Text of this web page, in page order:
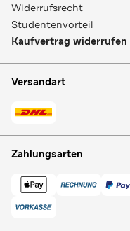
Widerrufsrecht
Studentenvorteil
Kaufvertrag widerrufen
Versandart
Zahlungsarten